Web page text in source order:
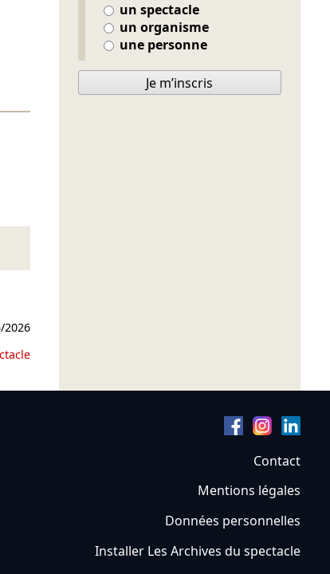
2026
un spectacle
un organisme
une personne
Je m’inscris
Contact
Mentions légales
Données personnelles
Installer Les Archives du spectacle